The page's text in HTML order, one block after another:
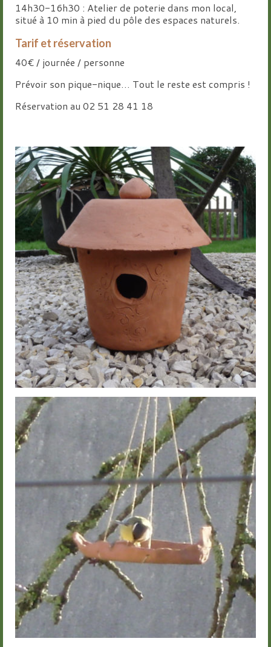
14h30-16h30 : Atelier de poterie dans mon local,
situé à 10 min à pied du pôle des espaces naturels.
Tarif et réservation
40€ / journée / personne
Prévoir son pique-nique… Tout le reste est compris !
Réservation au 02 51 28 41 18